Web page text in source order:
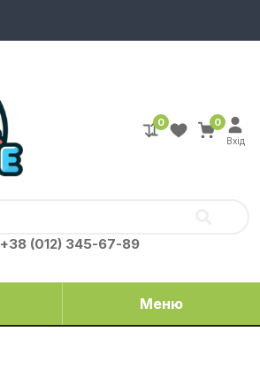
+38 (012) 345-67-89
0 0
Вхід
Меню